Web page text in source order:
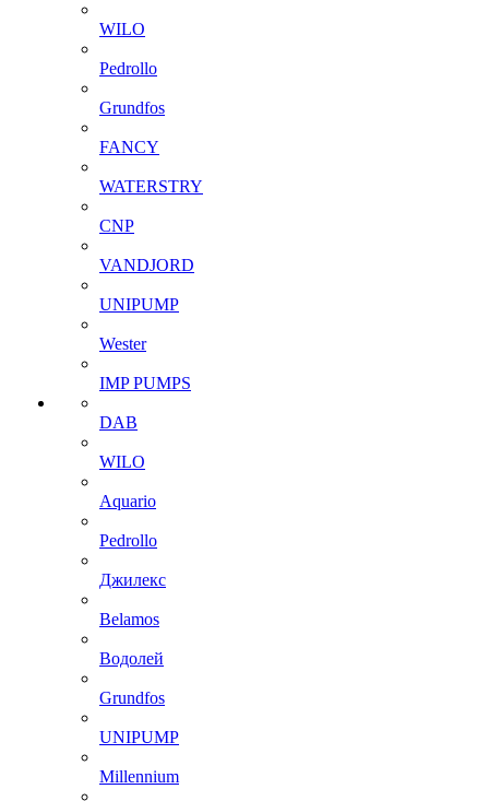
WILO
Pedrollo
Grundfos
FANCY
WATERSTRY
CNP
VANDJORD
UNIPUMP
Wester
IMP PUMPS
DAB
WILO
Aquario
Pedrollo
Джилекс
Belamos
Водолей
Grundfos
UNIPUMP
Millennium